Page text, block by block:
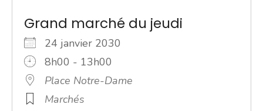
Grand marché du jeudi
24 janvier 2030
8h00 - 13h00
Place Notre-Dame
Marchés